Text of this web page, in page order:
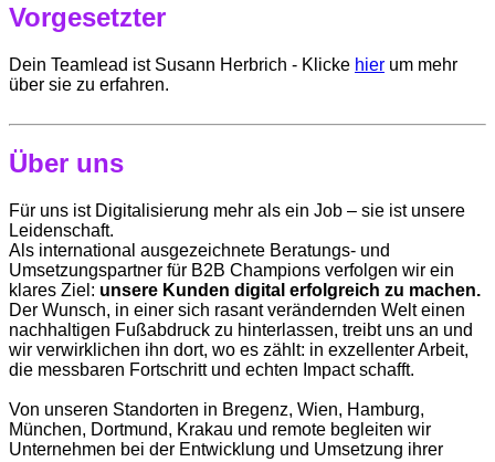
Vorgesetzter
Dein Teamlead ist Susann Herbrich - Klicke hier um mehr
über sie zu erfahren.
Über uns
Für uns ist Digitalisierung mehr als ein Job – sie ist unsere
Leidenschaft.
Als international ausgezeichnete Beratungs- und
Umsetzungspartner für B2B Champions verfolgen wir ein
klares Ziel: unsere Kunden digital erfolgreich zu machen.
Der Wunsch, in einer sich rasant verändernden Welt einen
nachhaltigen Fußabdruck zu hinterlassen, treibt uns an und
wir verwirklichen ihn dort, wo es zählt: in exzellenter Arbeit,
die messbaren Fortschritt und echten Impact schafft.
Von unseren Standorten in Bregenz, Wien, Hamburg,
München, Dortmund, Krakau und remote begleiten wir
Unternehmen bei der Entwicklung und Umsetzung ihrer